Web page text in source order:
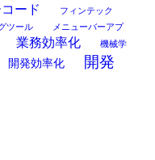
コード フィンテック
ツール
メニューバーアプ
業務効率化 機械学
開発効率化
開発